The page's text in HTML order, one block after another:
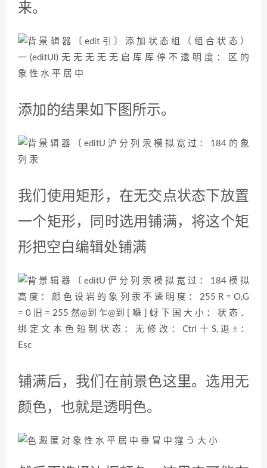
来。
添加的结果如下图所示。
我们使用矩形，在无交点状态下放置
一个矩形，同时选用铺满，将这个矩
形把空白编辑处铺满
铺满后，我们在前景色这里。选用无
颜色，也就是透明色。